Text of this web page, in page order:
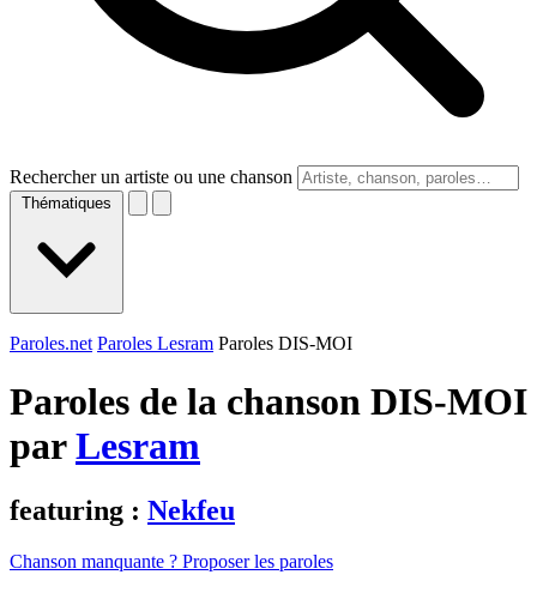
Rechercher un artiste ou une chanson
Thématiques
Paroles.net Paroles Lesram Paroles DIS-MOI
Paroles de la chanson DIS-MOI
parLesram
featuring : Nekfeu
Chanson manquante ? Proposer les paroles